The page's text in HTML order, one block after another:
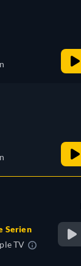
Serien
TV